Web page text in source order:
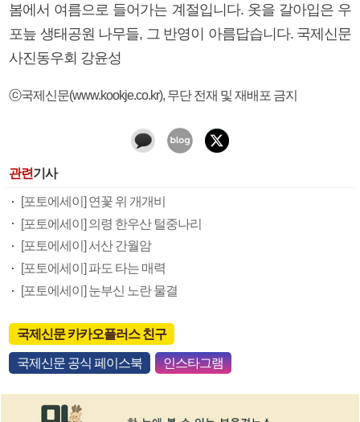
봄에서 여름으로 들어가는 계절입니다. 옷을 갈아입은 우
포늪 생태공원 나무들, 그 반영이 아름답습니다. 국제신문
사진동우회 강윤성
ⓒ국제신문(www.kookje.co.kr), 무단 전재 및 재배포 금지
관련기사
[포토에세이] 연꽃 위 개개비
[포토에세이] 의령 한우산 털중나리
[포토에세이] 서산 간월암
[포토에세이] 파도 타는 매력
[포토에세이] 눈부신 노란 물결
국제신문 카카오플러스 친구
국제신문 공식 페이스북 인스타그램